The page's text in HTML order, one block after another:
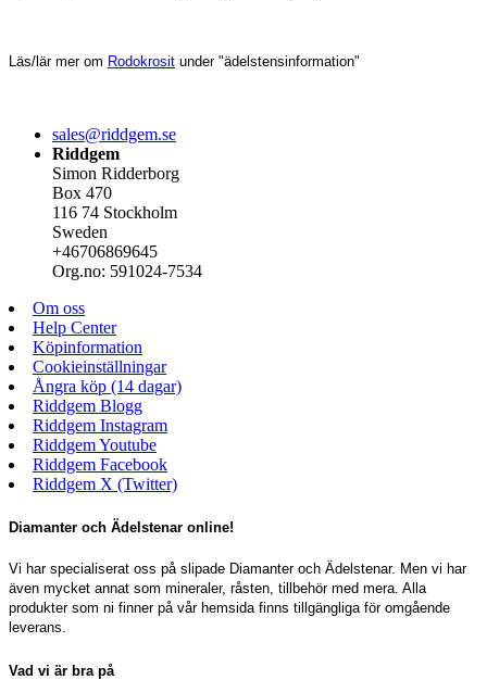
Läs/lär mer om Rodokrosit under "ädelstensinformation"
sales@riddgem.se
Riddgem
Simon Ridderborg
Box 470
116 74 Stockholm
Sweden
+46706869645
Org.no: 591024-7534
Om oss
Help Center
Köpinformation
Cookieinställningar
Ångra köp (14 dagar)
Riddgem Blogg
Riddgem Instagram
Riddgem Youtube
Riddgem Facebook
Riddgem X (Twitter)
Diamanter och Ädelstenar online!
Vi har specialiserat oss på slipade Diamanter och Ädelstenar. Men vi har
även mycket annat som mineraler, råsten, tillbehör med mera. Alla
produkter som ni finner på vår hemsida finns tillgängliga för omgående
leverans.
Vad vi är bra på